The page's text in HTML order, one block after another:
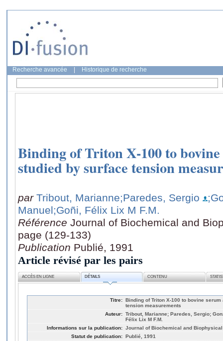
Recherche avancée Historique de recherche
Binding of Triton X-100 to
studied by surface tension
par Tribout, Marianne;Paredes, Sergio
Manuel;Goñi, Félix Lix M F.M.
Référence Journal of Biochemical and
page (129-133)
Publication Publié, 1991
Article révisé par les pairs
ACCÈS EN LIGNE DÉTAILS CONTENU
Titre: Binding of Triton X-100 to bovine
tension measurements
Auteur: Tribout, Marianne; Paredes, Sergio;
Félix Lix M F.M.
Informations sur la publication: Journal of Biochemical and Biophysical
Statut de publication: Publié, 1991